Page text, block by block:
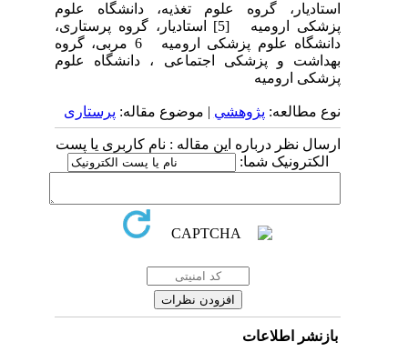
استادیار، گروه علوم تغذیه، دانشگاه علوم
پزشکی ارومیه [5] استادیار، گروه پرستاری،
دانشگاه علوم پزشکی ارومیه 6 مربی، گروه
بهداشت و پزشکی اجتماعی ، دانشگاه علوم
پزشکی ارومیه
نوع مطالعه:پژوهشي| موضوع مقاله:پرستاری
ارسال نظر درباره این مقاله : نام کاربری یا پست
الکترونیک شما:
بازنشر اطلاعات